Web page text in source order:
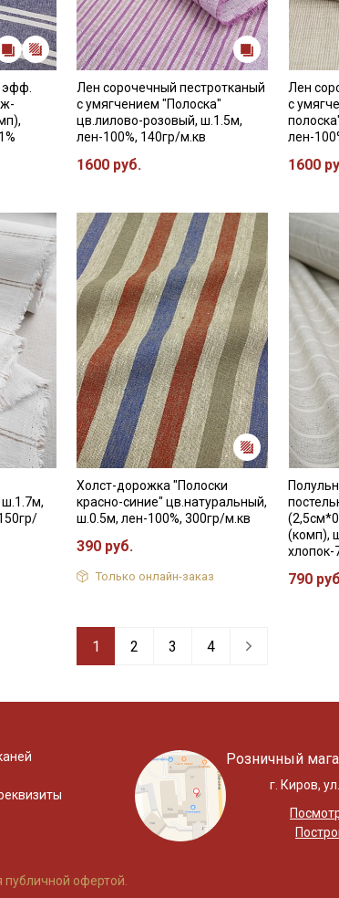
эфф.
Лен сорочечный пестротканый
с умягчением "Полоска"
цв.лилово-розовый, ш.1.5м,
лен-100%, 140гр/м.кв
1600 руб.
Лен
с
лен-
1600
Холст-дорожка "Полоски
красно-синие" цв.натуральный,
ш.0.5м, лен-100%, 300гр/м.кв
390 руб.
Только онлайн-заказ
(комп),
хлопок-
790
1 2 3 4
Розничный
г. Киров,
офертой.